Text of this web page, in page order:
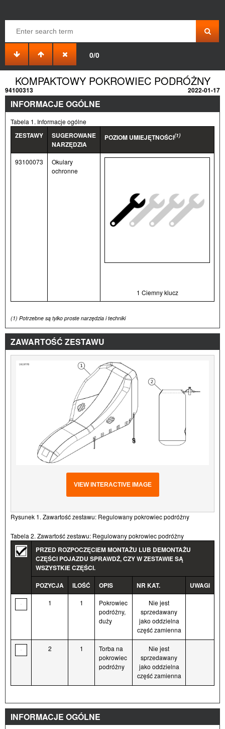
0/0
KOMPAKTOWY POKROWIEC PODRÓŻNY
94100313 2022-01-17
INFORMACJE OGÓLNE
Tabela 1. Informacje ogólne
ZESTAWY
SUGEROWANE
NARZĘDZIA
POZIOM UMIEJĘTNOŚCI(1)
93100073
Okulary
ochronne
1 Ciemny klucz
(1) Potrzebne są tylko proste narzędzia i techniki
ZAWARTOŚĆ ZESTAWU
VIEW INTERACTIVE IMAGE
Rysunek 1. Zawartość zestawu: Regulowany pokrowiec podróżny
Tabela 2. Zawartość zestawu: Regulowany pokrowiec podróżny
PRZED ROZPOCZĘCIEM MONTAŻU LUB DEMONTAŻU
CZĘŚCI POJAZDU SPRAWDŹ, CZY W ZESTAWIE SĄ
WSZYSTKIE CZĘŚCI.
POZYCJA
ILOŚĆ OPIS NR KAT. UWAGI
1 1
Pokrowiec
podróżny,
duży
Nie jest
sprzedawany
jako oddzielna
część zamienna
2 1
Torba na
pokrowiec
podróżny
Nie jest
sprzedawany
jako oddzielna
część zamienna
INFORMACJE OGÓLNE